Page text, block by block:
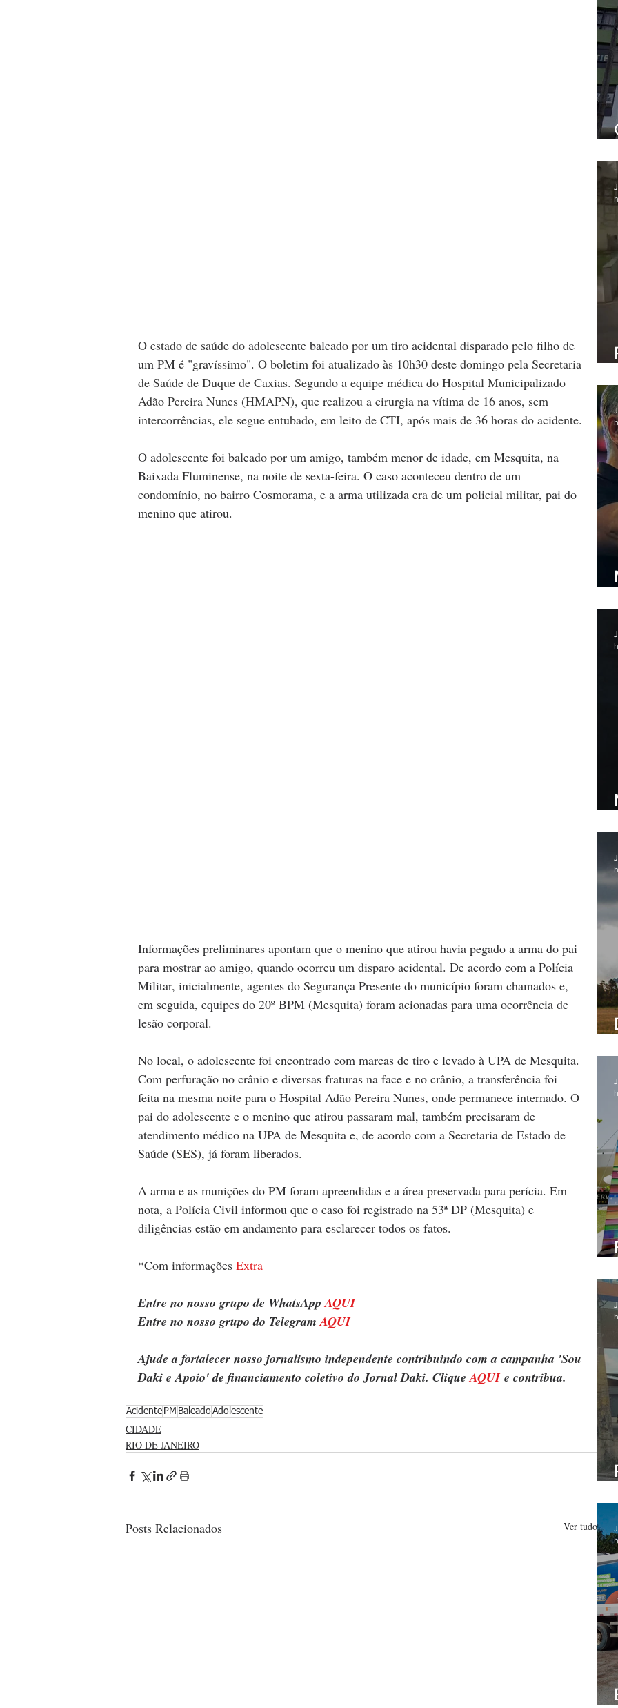
O estado de saúde do adolescente baleado por um tiro acidental disparado pelo filho de
um PM é "gravíssimo". O boletim foi atualizado às 10h30 deste domingo pela Secretaria
de Saúde de Duque de Caxias. Segundo a equipe médica do Hospital Municipalizado
Adão Pereira Nunes (HMAPN), que realizou a cirurgia na vítima de 16 anos, sem
intercorrências, ele segue entubado, em leito de CTI, após mais de 36 horas do acidente.
O adolescente foi baleado por um amigo, também menor de idade, em Mesquita, na
Baixada Fluminense, na noite de sexta-feira. O caso aconteceu dentro de um
condomínio, no bairro Cosmorama, e a arma utilizada era de um policial militar, pai do
menino que atirou.
Informações preliminares apontam que o menino que atirou havia pegado a arma do pai
para mostrar ao amigo, quando ocorreu um disparo acidental. De acordo com a Polícia
Militar, inicialmente, agentes do Segurança Presente do município foram chamados e,
em seguida, equipes do 20º BPM (Mesquita) foram acionadas para uma ocorrência de
lesão corporal.
No local, o adolescente foi encontrado com marcas de tiro e levado à UPA de Mesquita.
Com perfuração no crânio e diversas fraturas na face e no crânio, a transferência foi
feita na mesma noite para o Hospital Adão Pereira Nunes, onde permanece internado. O
pai do adolescente e o menino que atirou passaram mal, também precisaram de
atendimento médico na UPA de Mesquita e, de acordo com a Secretaria de Estado de
Saúde (SES), já foram liberados.
A arma e as munições do PM foram apreendidas e a área preservada para perícia. Em
nota, a Polícia Civil informou que o caso foi registrado na 53ª DP (Mesquita) e
diligências estão em andamento para esclarecer todos os fatos.
*Com informações Extra
Entre no nosso grupo de WhatsApp AQUI
Entre no nosso grupo do Telegram AQUI
Ajude a fortalecer nosso jornalismo independente contribuindo com a campanha 'Sou
Daki e Apoio' de financiamento coletivo do Jornal Daki. Clique AQUI e contribua.
Acidente PM BaleadoAdolescente
CIDADE
RIO DE JANEIRO
Posts Relacionados Ver tudo